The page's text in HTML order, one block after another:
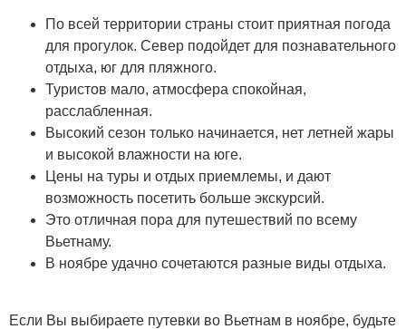
По всей территории страны стоит приятная погода
для прогулок. Север подойдет для познавательного
отдыха, юг для пляжного.
Туристов мало, атмосфера спокойная,
расслабленная.
Высокий сезон только начинается, нет летней жары
и высокой влажности на юге.
Цены на туры и отдых приемлемы, и дают
возможность посетить больше экскурсий.
Это отличная пора для путешествий по всему
Вьетнаму.
В ноябре удачно сочетаются разные виды отдыха.
Если Вы выбираете путевки во Вьетнам в ноябре, будьте